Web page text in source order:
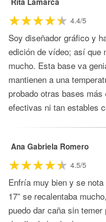
4.4/5
Soy diseñador gráfico y
edición de vídeo; así que
mucho. Esta base va
mantienen a una
probado otras bases
efectivas ni tan estables
Ana Gabriela Romero
4.5/5
Enfría muy bien y se
17” se recalentaba
puedo dar caña sin